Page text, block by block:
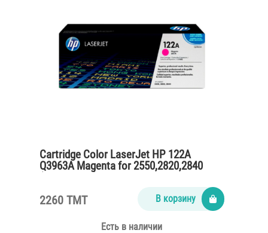
Cartridge Color LaserJet HP 122A
Q3963A Magenta for 2550,2820,2840
2260 TMT В корзину
Есть в наличии